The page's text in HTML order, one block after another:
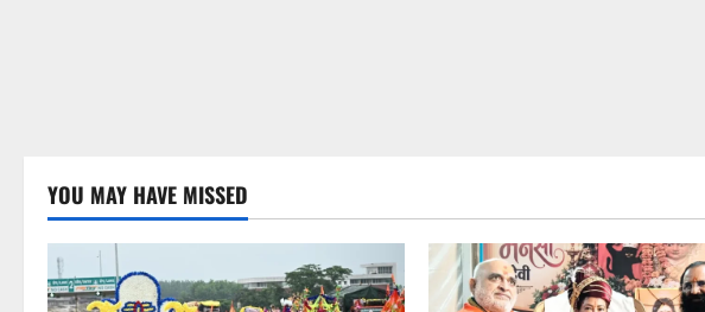
YOU MAY HAVE MISSED